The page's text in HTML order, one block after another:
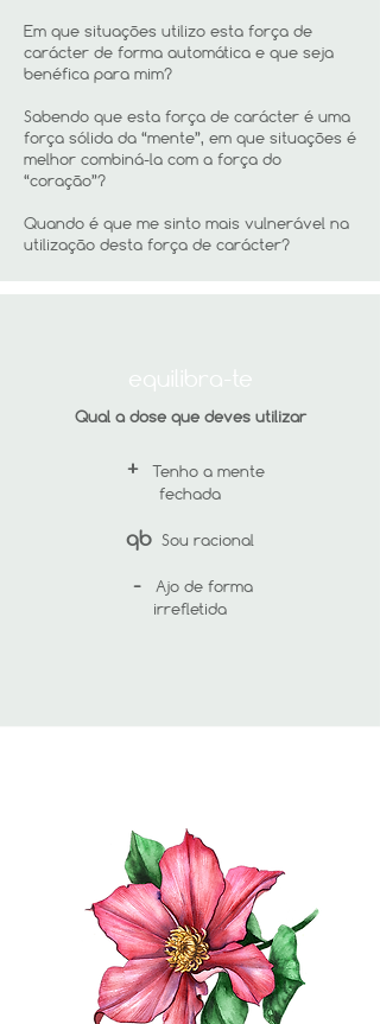
Em que situações utilizo esta força de
carácter de forma automática e que seja
benéfica para mim?
Sabendo que esta força de carácter é uma
força sólida da “mente”, em que situações é
melhor combiná-la com a força do
“coração”?
Quando é que me sinto mais vulnerável na
utilização desta força de carácter?
Qual a dose que deves utilizar
+Tenho a mente
fechada
qb Sou racional
- Ajo de forma
irrefletida